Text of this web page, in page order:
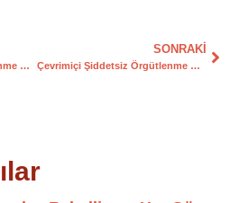
Çevrimiçi Şiddetsiz Örgütlenme Atölyeleri II: Şiddetsiz İletişim
SONRAKI
Çevrimiçi Şiddetsiz Örgütlenme Atölyeleri II: Konsensüs